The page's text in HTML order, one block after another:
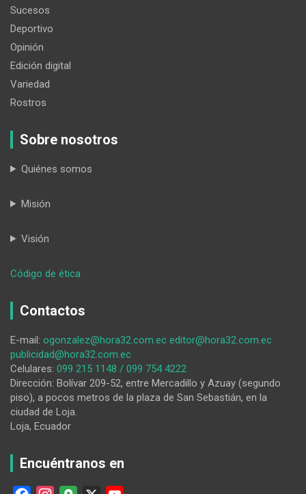
Sucesos
Deportivo
Opinión
Edición digital
Variedad
Rostros
Sobre nosotros
Quiénes somos
Misión
Visión
Código de ética
Cuenca
un
lojano
que
dirige
la
las
Contactos
E-mail: ogonzalez@hora32.com.ec editor@hora32.com.ec
publicidad@hora32.com.ec
Celulares: 099 215 1148 / 099 754 4222
Dirección: Bolívar 209-52, entre Mercadillo y Azuay (segundo
piso), a pocos metros de la plaza de San Sebastián, en la
ciudad de Loja.
Loja, Ecuador
Encuéntranos en